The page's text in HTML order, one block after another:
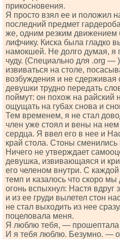
прикосновения.
Я просто взял ее и положил
последний предмет
же, одним резким движением
лифчику. Киска была гладко
намокшей. Не долго думая, я
чуду. (Специально для .оrg —
извиваться на столе,
возбуждения и не сдерживая
девушки трудно передать
поймут: он похож на райский
ощущать на губах снова и
Тем временем, я не стал
член уже стоял и вены на
сердца. Я ввел его в нее и
край стола. Стоны сменились
Ничего не утверждает
девушка, извивающаяся и
его челеном внутри. С
темп и казалось что скоро мы
огонь вспыхнул: Настя вдруг
и из ее груди вылетел стон
не стал выходить из нее
поцеловала меня.
Я люблю тебя, — прошептала
И я тебя люблю. Безумно. —